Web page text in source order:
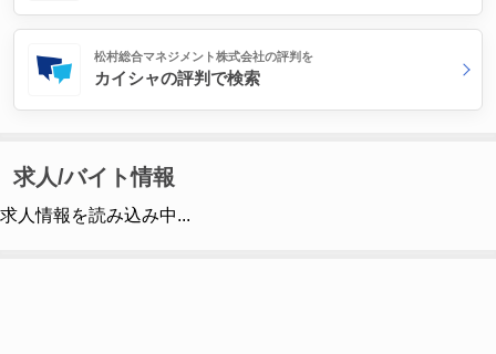
松村総合マネジメント株式会社の評判を
カイシャの評判で検索
求人/バイト情報
求人情報を読み込み中...